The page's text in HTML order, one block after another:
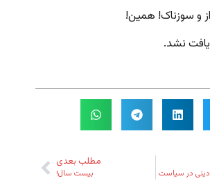
و سوزناک! همین!
نشد.
در سیاست
مطلب بعدی
بیست سال!